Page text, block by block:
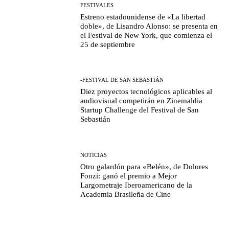
FESTIVALES
Estreno estadounidense de «La libertad
doble», de Lisandro Alonso: se presenta en
el Festival de New York, que comienza el
25 de septiembre
-FESTIVAL DE SAN SEBASTIÁN
Diez proyectos tecnológicos aplicables al
audiovisual competirán en Zinemaldia
Startup Challenge del Festival de San
Sebastián
NOTICIAS
Otro galardón para «Belén», de Dolores
Fonzi: ganó el premio a Mejor
Largometraje Iberoamericano de la
Academia Brasileña de Cine